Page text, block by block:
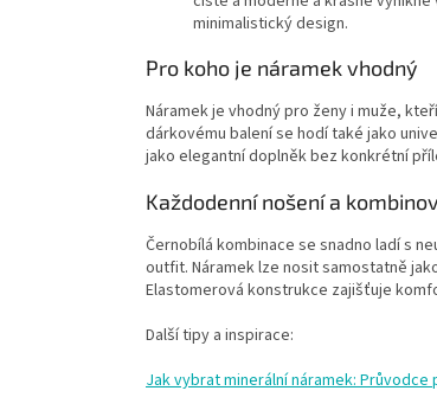
minimalistický design.
Pro koho je náramek vhodný
Náramek je vhodný pro ženy i muže,
dárkovému balení se hodí také jako
jako elegantní doplněk bez konkrétní
Každodenní nošení a
Černobílá kombinace se snadno ladí s
outfit. Náramek lze nosit samostatně
Elastomerová konstrukce zajišťuje
Další tipy a inspirace:
Jak vybrat minerální náramek: